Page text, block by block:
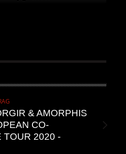
& AMORPHIS
CO-
TOUR 2020 -